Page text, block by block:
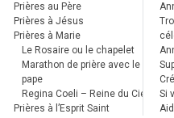
Prières au Père
Prières à Jésus
Prières à Marie
Le Rosaire ou le chapelet
Marathon de prière avec le
pape
Regina Coeli – Reine du Ciel
Prières à l’Esprit Saint
Si